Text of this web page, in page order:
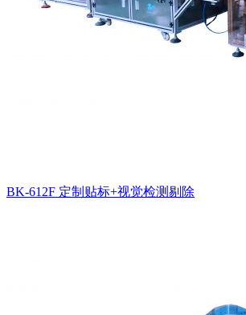
BK-612F 定制贴标+视觉检测剔除